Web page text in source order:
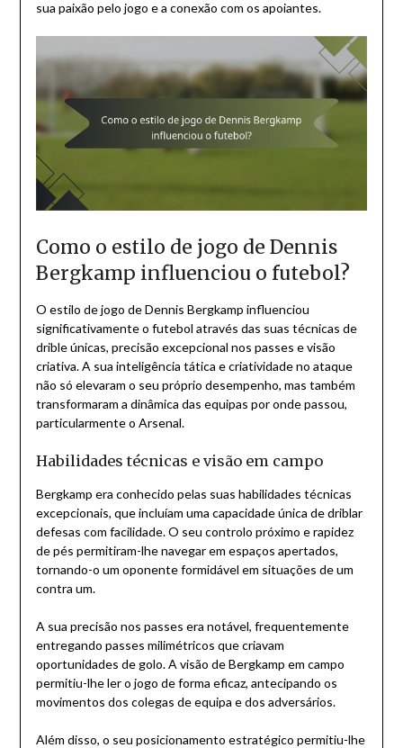
sua paixão pelo jogo e a conexão com os apoiantes.
Como o estilo de jogo de Dennis
Bergkamp influenciou o futebol?
O estilo de jogo de Dennis Bergkamp influenciou
significativamente o futebol através das suas técnicas de
drible únicas, precisão excepcional nos passes e visão
criativa. A sua inteligência tática e criatividade no ataque
não só elevaram o seu próprio desempenho, mas também
transformaram a dinâmica das equipas por onde passou,
particularmente o Arsenal.
Habilidades técnicas e visão em campo
Bergkamp era conhecido pelas suas habilidades técnicas
excepcionais, que incluíam uma capacidade única de driblar
defesas com facilidade. O seu controlo próximo e rapidez
de pés permitiram-lhe navegar em espaços apertados,
tornando-o um oponente formidável em situações de um
contra um.
A sua precisão nos passes era notável, frequentemente
entregando passes milimétricos que criavam
oportunidades de golo. A visão de Bergkamp em campo
permitiu-lhe ler o jogo de forma eficaz, antecipando os
movimentos dos colegas de equipa e dos adversários.
Além disso, o seu posicionamento estratégico permitiu-lhe